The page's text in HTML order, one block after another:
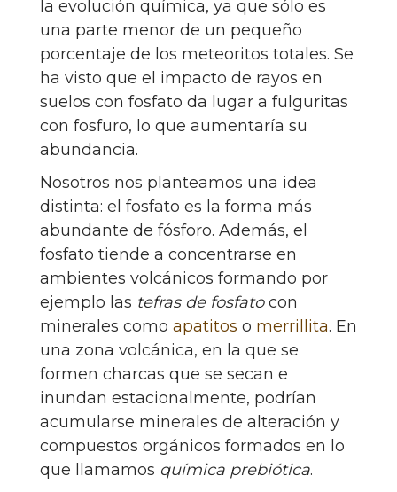
la evolución química, ya que sólo es
una parte menor de un pequeño
porcentaje de los meteoritos totales. Se
ha visto que el impacto de rayos en
suelos con fosfato da lugar a fulguritas
con fosfuro, lo que aumentaría su
abundancia.
Nosotros nos planteamos una idea
distinta: el fosfato es la forma más
abundante de fósforo. Además, el
fosfato tiende a concentrarse en
ambientes volcánicos formando por
ejemplo las tefras de fosfatocon
minerales como apatitos o merrillita. En
una zona volcánica, en la que se
formen charcas que se secan e
inundan estacionalmente, podrían
acumularse minerales de alteración y
compuestos orgánicos formados en lo
que llamamos química prebiótica.